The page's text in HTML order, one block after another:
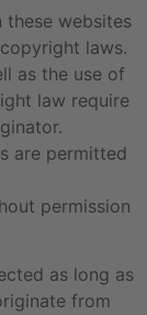
these websites
laws.
as the use of
law require
are permitted
permission
as long as
from